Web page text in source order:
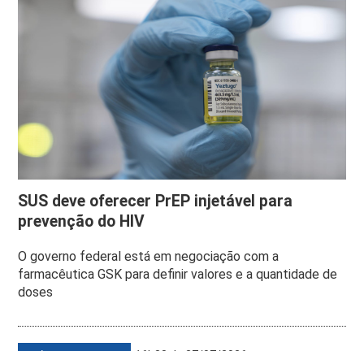
SUS deve oferecer PrEP injetável para
prevenção do HIV
O governo federal está em negociação com a
farmacêutica GSK para definir valores e a quantidade de
doses